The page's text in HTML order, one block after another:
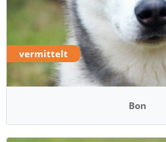
vermittelt
Bon